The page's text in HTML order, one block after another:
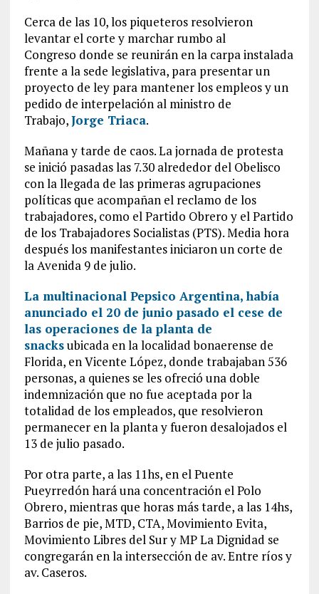
Cerca de las 10, los piqueteros resolvieron
levantar el corte y marchar rumbo al
Congreso donde se reunirán en la carpa instalada
frente a la sede legislativa, para presentar un
proyecto de ley para mantener los empleos y un
pedido de interpelación al ministro de
Trabajo,Jorge Triaca.
Mañana y tarde de caos. La jornada de protesta
se inició pasadas las 7.30 alrededor del Obelisco
con la llegada de las primeras agrupaciones
políticas que acompañan el reclamo de los
trabajadores, como el Partido Obrero y el Partido
de los Trabajadores Socialistas (PTS). Media hora
después los manifestantes iniciaron un corte de
la Avenida 9 de julio.
La multinacional Pepsico Argentina, había
anunciado el 20 de junio pasado el cese de
las operaciones de la planta de
snacksubicada en la localidad bonaerense de
Florida, en Vicente López, donde trabajaban 536
personas, a quienes se les ofreció una doble
indemnización que no fue aceptada por la
totalidad de los empleados, que resolvieron
permanecer en la planta y fueron desalojados el
13 de julio pasado.
Por otra parte, a las 11hs, en el Puente
Pueyrredón hará una concentración el Polo
Obrero, mientras que horas más tarde, a las 14hs,
Barrios de pie, MTD, CTA, Movimiento Evita,
Movimiento Libres del Sur y MP La Dignidad se
congregarán en la intersección de av. Entre ríos y
av. Caseros.